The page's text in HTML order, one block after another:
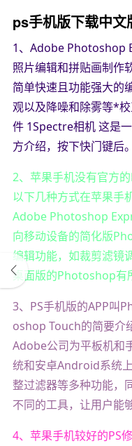
ps手机版下载中
1、Adobe Photoshop
照片编辑和拼贴画制作
简单快速且功能强大的
观以及降噪和除雾等*校
件 1Spectre相机 这是
方介绍，按下快门键后。
2、苹果手机没有官方
以下几种方式在苹果
Adobe Photoshop
向移动设备的简化版
编辑功能，如裁剪滤镜
桌面版的Photoshop有
3、PS手机版的APP叫
oshop Touch的简要介
Adobe公司为平板机和
统和安卓Android系统
整过滤器等多种功能，
不同的工具，让用户能
4、苹果手机较好的PS